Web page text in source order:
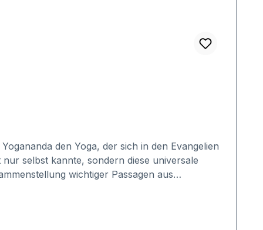
den Yoga, der sich in den Evangelien
selbst kannte, sondern diese universale
wichtiger Passagen aus